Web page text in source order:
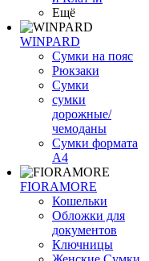
Ещё
WINPARD
Сумки на пояс
Рюкзаки
Сумки
сумки
дорожные/
чемоданы
Сумки формата
А4
FIORAMORE
Кошельки
Обложки для
документов
Ключницы